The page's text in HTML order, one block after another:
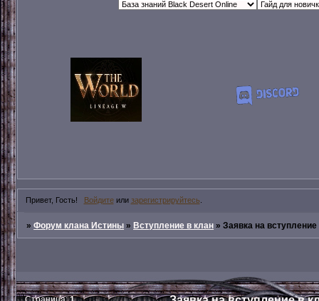
Привет, Гость! Войдитеили зарегистрируйтесь
»Форум клана Истины »Вступление в клан »Заявка на